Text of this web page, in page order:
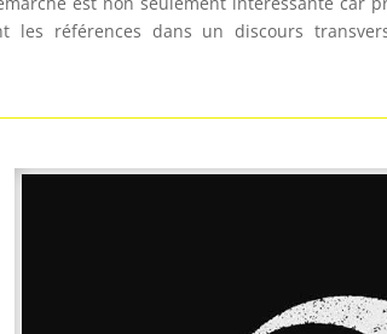
références dans un discours